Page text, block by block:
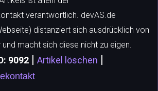
verantwortlich. devAS.de
distanziert sich ausdrücklich von
und macht sich diese nicht zu eigen.
9092 | Artikel löschen |